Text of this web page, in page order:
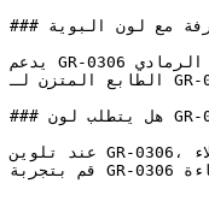
### كيف أنسق ديكور الغرفة مع لون البوية GR-0306؟
يدعم GR-0306 اللوحات المتناسقة إلى جانب الوردي المغبر، والزيتوني الخافت، ولون الحجر الفاتح — فجميعها ترتكز على الرمادي.
الطابع المتزن لـ GR-0306 يسمح له بأن يكون خلفية هادئة بجانب الجدران الرئيسية (Accent Walls) الجريئة دون خلق إزعاج بصري.
### هل يتطلب لون GR-0306 تأسيس أو معالجة خاصة للجدار قبل الدهان؟
عند تلوين GR-0306، تأكد من استخدام أساس طلاء (Base) أبيض عالي الجودة للحفاظ على دقة ونقاء الدرجة اللونية.
قم بتجربة GR-0306 على مساحة صغيرة أو لوحة عينة قبل اعتماده — فالدرجات الفاتحة تتأثر وتتغير بشكل كبير باختلاف مصادر الإضاءة.